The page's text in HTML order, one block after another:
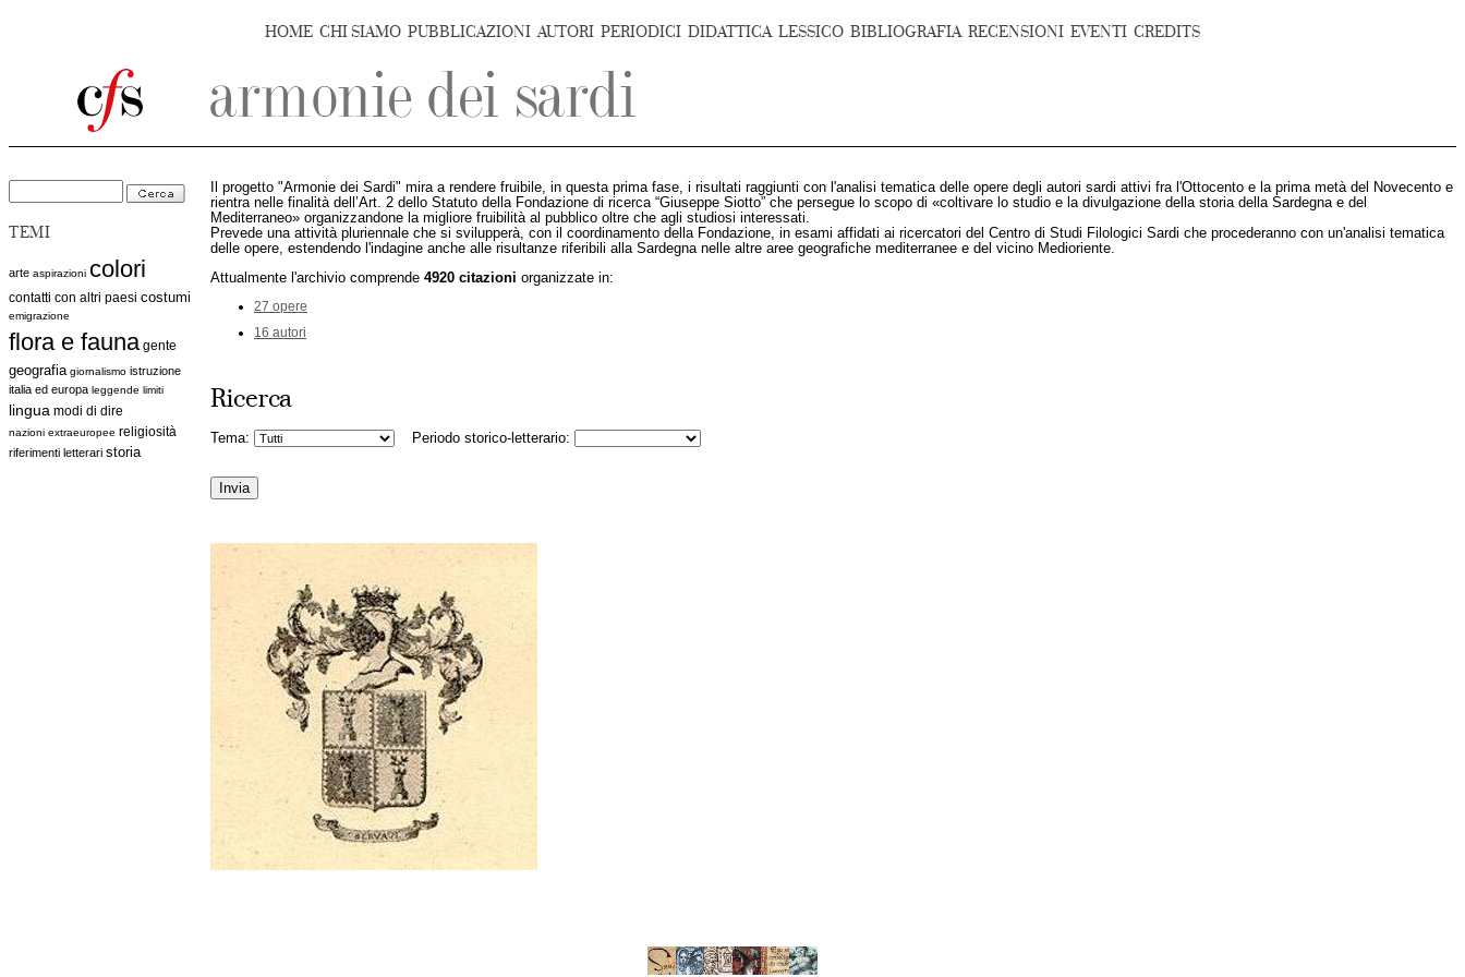
HOME CHI SIAMO PUBBLICAZIONI AUTORI PERIODICI DIDATTICA LESSICO BIBLIOGRAFIA RECENSIONI EVENTI CREDITS
TEMI
arte aspirazioni colori
contatti con altri paesi costumi
emigrazione
flora e fauna gente
geografia giornalismo istruzione
italia ed europa leggende limiti
lingua modi di dire
nazioni extraeuropee religiosità
riferimenti letterari storia
Il progetto "Armonie dei Sardi" mira a rendere fruibile, in questa prima fase, i risultati raggiunti con l'analisi tematica delle opere degli autori sardi attivi fra l'Ottocento e la prima metà del Novecento e
rientra nelle finalità dell’Art. 2 dello Statuto della Fondazione di ricerca “Giuseppe Siotto” che persegue lo scopo di «coltivare lo studio e la divulgazione della storia della Sardegna e del
Mediterraneo» organizzandone la migliore fruibilità al pubblico oltre che agli studiosi interessati.
Prevede una attività pluriennale che si svilupperà, con il coordinamento della Fondazione, in esami affidati ai ricercatori del Centro di Studi Filologici Sardi che procederanno con un'analisi tematica
delle opere, estendendo l'indagine anche alle risultanze riferibili alla Sardegna nelle altre aree geografiche mediterranee e del vicino Medioriente.
Attualmente l'archivio comprende 4920 citazioni organizzate in:
27 opere
16 autori
Ricerca
Tema: Periodo storico-letterario: